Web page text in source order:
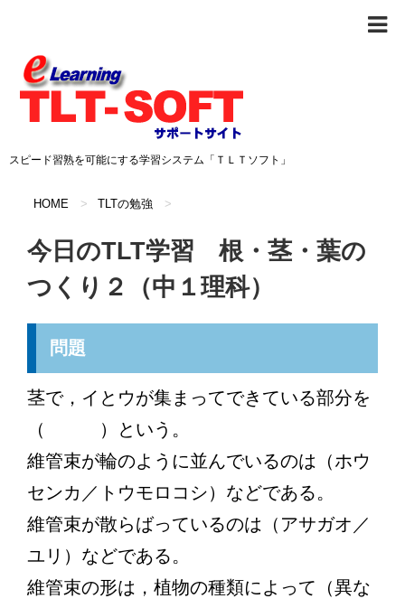
スピード習熟を可能にする学習システム「ＴＬＴソフト」
HOME > TLTの勉強 >
今日のTLT学習 根・茎・葉の
つくり２（中１理科）
問題
茎で，イとウが集まってできている部分を
（ ）という。
維管束が輪のように並んでいるのは（ホウ
センカ／トウモロコシ）などである。
維管束が散らばっているのは（アサガオ／
ユリ）などである。
維管束の形は，植物の種類によって（異な